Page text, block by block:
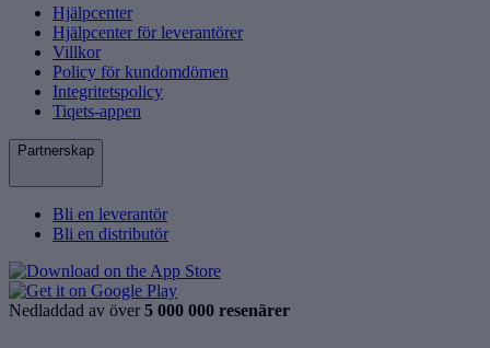
Hjälpcenter
Hjälpcenter för leverantörer
Villkor
Policy för kundomdömen
Integritetspolicy
Tiqets-appen
Partnerskap
Bli en leverantör
Bli en distributör
Nedladdad av över 5 000 000 resenärer